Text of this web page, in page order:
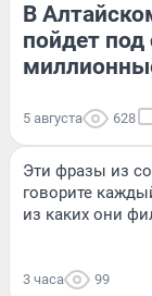
В
пойдет
5 августа 628
Эти фразы из
говорите
из каких они
3 часа 99